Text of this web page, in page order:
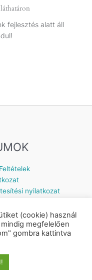
fejlesztés alatt áll
nyilatkozat
| Powered by
(cookie) használ
megfelelően
gombra kattintva